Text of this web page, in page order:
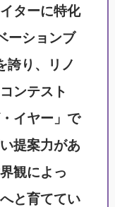
ターに特化
ーションブ
誇り、リノ
ンテスト
イヤー」で
提案力があ
観によっ
と育ててい